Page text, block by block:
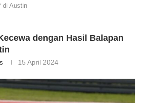
di Austin
dengan Hasil Balapan
15 April 2024